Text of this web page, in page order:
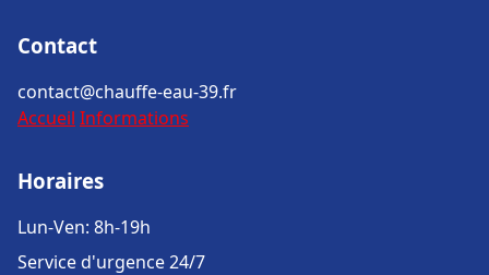
Contact
contact@chauffe-eau-39.fr
Accueil Informations
Horaires
Lun-Ven: 8h-19h
Service d'urgence 24/7